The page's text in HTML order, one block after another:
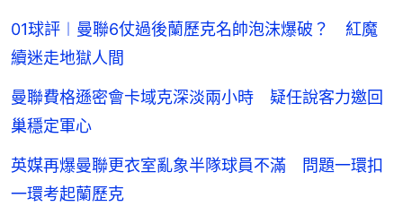
01球評︱曼聯6仗過後蘭歷克名帥泡沫爆破？ 紅魔
續迷走地獄人間
曼聯費格遜密會卡域克深淡兩小時 疑任說客力邀回
巢穩定軍心
英媒再爆曼聯更衣室亂象半隊球員不滿 問題一環扣
一環考起蘭歷克